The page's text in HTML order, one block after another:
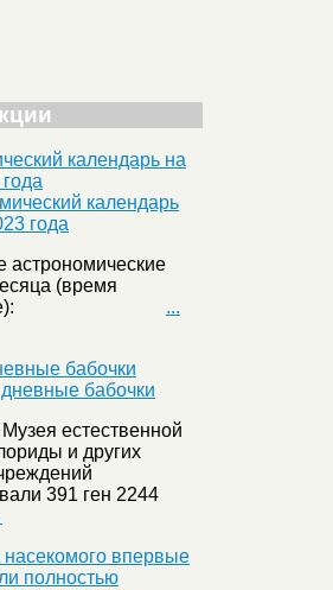
календарь на
астрономические
(время
...
бабочки
естественной
и других
391 ген 2244
насекомого впервые
полностью